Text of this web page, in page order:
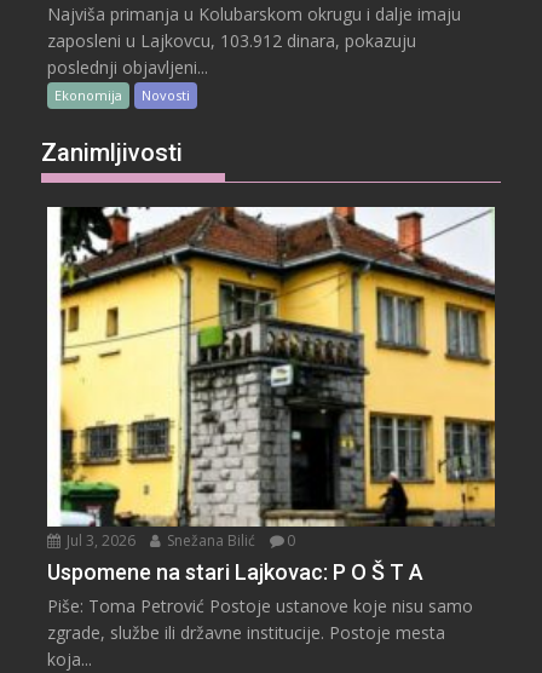
Najviša primanja u Kolubarskom okrugu i dalje imaju
zaposleni u Lajkovcu, 103.912 dinara, pokazuju
poslednji objavljeni...
Ekonomija Novosti
Zanimljivosti
Jul 3, 2026 Snežana Bilić 0
Uspomene na stari Lajkovac: P O Š T A
Piše: Toma Petrović Postoje ustanove koje nisu samo
zgrade, službe ili državne institucije. Postoje mesta
koja...